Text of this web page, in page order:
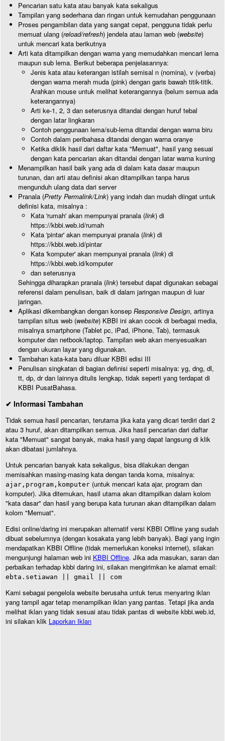
Pencarian satu kata atau banyak kata sekaligus
Tampilan yang sederhana dan ringan untuk kemudahan penggunaan
Proses pengambilan data yang sangat cepat, pengguna tidak perlu
memuat ulang (reload/refresh) jendela atau laman web (website)
untuk mencari kata berikutnya
Arti kata ditampilkan dengan warna yang memudahkan mencari lema
maupun sub lema. Berikut beberapa penjelasannya:
Jenis kata atau keterangan istilah semisal n (nomina), v (verba)
dengan warna merah muda (pink) dengan garis bawah titik-titik.
Arahkan mouse untuk melihat keterangannya (belum semua ada
keterangannya)
Arti ke-1, 2, 3 dan seterusnya ditandai dengan huruf tebal
dengan latar lingkaran
Contoh penggunaan lema/sub-lema ditandai dengan warna biru
Contoh dalam peribahasa ditandai dengan warna oranye
Ketika diklik hasil dari daftar kata "Memuat", hasil yang sesuai
dengan kata pencarian akan ditandai dengan latar warna kuning
Menampilkan hasil baik yang ada di dalam kata dasar maupun
turunan, dan arti atau definisi akan ditampilkan tanpa harus
mengunduh ulang data dari server
Pranala (Pretty Permalink/Link) yang indah dan mudah diingat untuk
definisi kata, misalnya :
Kata 'rumah' akan mempunyai pranala (link) di
https://kbbi.web.id/rumah
Kata 'pintar' akan mempunyai pranala (link) di
https://kbbi.web.id/pintar
Kata 'komputer' akan mempunyai pranala (link) di
https://kbbi.web.id/komputer
dan seterusnya
Sehingga diharapkan pranala (link) tersebut dapat digunakan sebagai
referensi dalam penulisan, baik di dalam jaringan maupun di luar
jaringan.
Aplikasi dikembangkan dengan konsep Responsive Design, artinya
tampilan situs web (website) KBBI ini akan cocok di berbagai media,
misalnya smartphone (Tablet pc, iPad, iPhone, Tab), termasuk
komputer dan netbook/laptop. Tampilan web akan menyesuaikan
dengan ukuran layar yang digunakan.
Tambahan kata-kata baru diluar KBBI edisi III
Penulisan singkatan di bagian definisi seperti misalnya: yg, dng, dl,
tt, dp, dr dan lainnya ditulis lengkap, tidak seperti yang terdapat di
KBBI PusatBahasa.
✔ Informasi Tambahan
Tidak semua hasil pencarian, terutama jika kata yang dicari terdiri dari 2
atau 3 huruf, akan ditampilkan semua. Jika hasil pencarian dari daftar
kata "Memuat" sangat banyak, maka hasil yang dapat langsung di klik
akan dibatasi jumlahnya.
Untuk pencarian banyak kata sekaligus, bisa dilakukan dengan
memisahkan masing-masing kata dengan tanda koma, misalnya:
ajar,program,komputer (untuk mencari kata ajar, program dan
komputer). Jika ditemukan, hasil utama akan ditampilkan dalam kolom
"kata dasar" dan hasil yang berupa kata turunan akan ditampilkan dalam
kolom "Memuat".
Edisi online/daring ini merupakan alternatif versi KBBI Offline yang sudah
dibuat sebelumnya (dengan kosakata yang lebih banyak). Bagi yang ingin
mendapatkan KBBI Offline (tidak memerlukan koneksi internet), silakan
mengunjungi halaman web ini KBBI Offline. Jika ada masukan, saran dan
perbaikan terhadap kbbi daring ini, silakan mengirimkan ke alamat email:
ebta.setiawan || gmail || com
Kami sebagai pengelola website berusaha untuk terus menyaring iklan
yang tampil agar tetap menampilkan iklan yang pantas. Tetapi jika anda
melihat iklan yang tidak sesuai atau tidak pantas di website kbbi.web.id,
ini silakan klik Laporkan Iklan